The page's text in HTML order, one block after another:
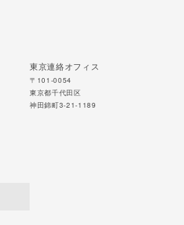
東京連絡オフィス
〒101-0054
東京都千代田区
神田錦町3-21-1189